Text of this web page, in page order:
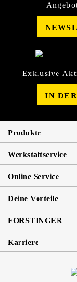
Exklusive
IN
Produkte
Werkstattservice
Online Service
Deine Vorteile
FORSTINGER
Karriere